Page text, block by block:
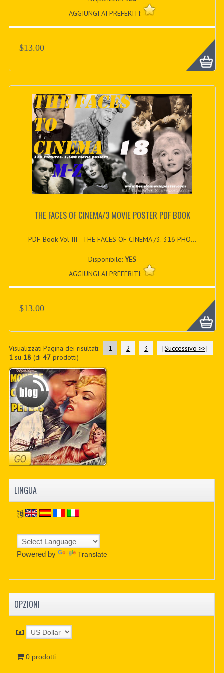
AGGIUNGI AI PREFERITI:
$13.00
THE FACES OF CINEMA/3 MOVIE POSTER PDF BOOK
PDF-Book Vol III - THE FACES OF CINEMA /3. 316 PHO...
Disponibile: YES
AGGIUNGI AI PREFERITI:
$13.00
Pagina dei risultati: 1 2 3 [Successivo >>]
Visualizzati
1su 18(di 47prodotti)
LINGUA
Powered by Translate
OPZIONI
0 prodotti